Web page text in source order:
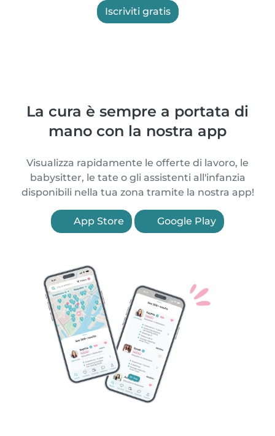
Iscriviti gratis
La cura è sempre a portata di
mano con la nostra app
Visualizza rapidamente le offerte di lavoro, le
babysitter, le tate o gli assistenti all'infanzia
disponibili nella tua zona tramite la nostra app!
App Store Google Play